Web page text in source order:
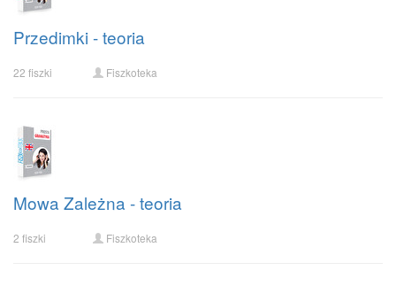
Przedimki - teoria
22 fiszki Fiszkoteka
Mowa Zależna - teoria
2 fiszki Fiszkoteka